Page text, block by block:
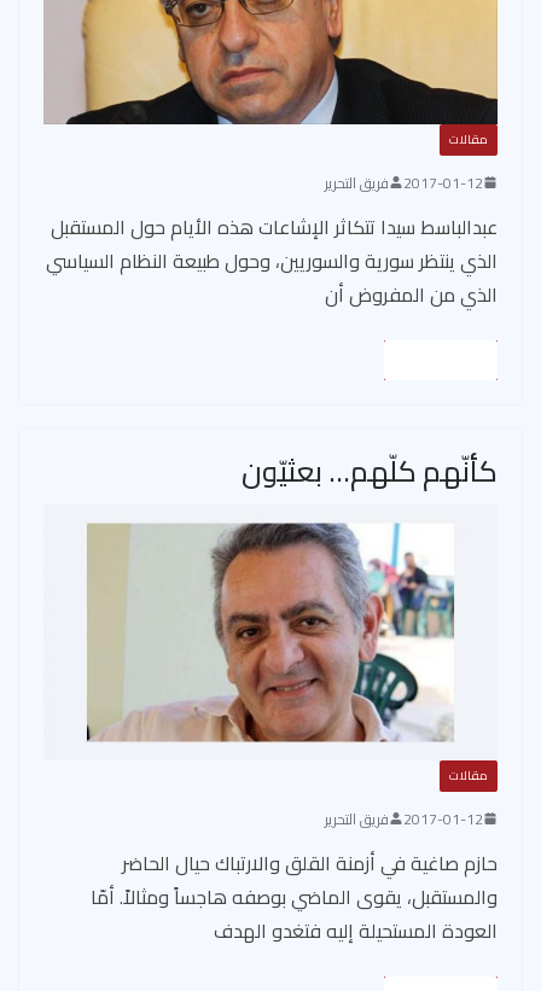
مقالات
2017-01-12 فريق التحرير
عبدالباسط سيدا تتكاثر الإشاعات هذه الأيام حول المستقبل
الذي ينتظر سورية والسوريين، وحول طبيعة النظام السياسي
الذي من المفروض أن
كأنّهم كلّهم… بعثيّون
مقالات
2017-01-12 فريق التحرير
حازم صاغية في أزمنة القلق والارتباك حيال الحاضر
والمستقبل، يقوى الماضي بوصفه هاجساً ومثالاً. أمّا
العودة المستحيلة إليه فتغدو الهدف